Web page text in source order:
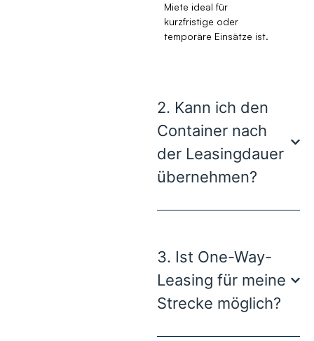
Miete ideal für
kurzfristige oder
temporäre Einsätze ist.
2. Kann ich den
Container nach
der Leasingdauer
übernehmen?
3. Ist One-Way-
Leasing für meine
Strecke möglich?